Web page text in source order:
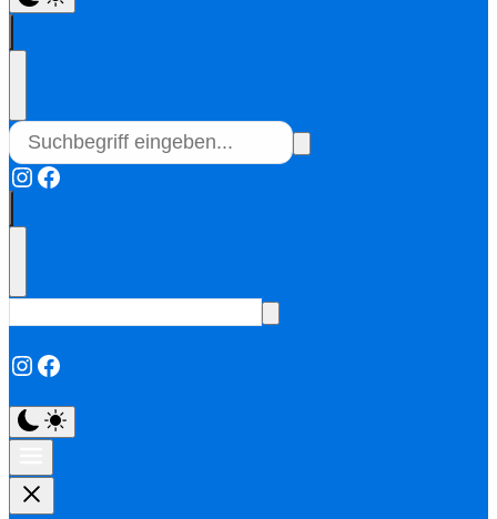
Instagram
Facebook
Instagram
Facebook